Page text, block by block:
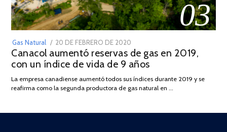
03
Gas Natural
POSTED
ON
20 DE FEBRERO DE 2020
DE
JULIO
2025
Canacol aumentó reservas de gas en 2019,
con un índice de vida de 9 años
La empresa canadiense aumentó todos sus índices durante 2019 y se
reafirma como la segunda productora de gas natural en …